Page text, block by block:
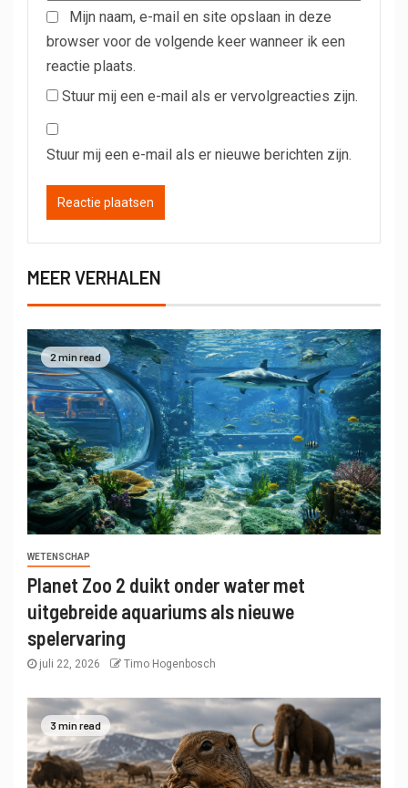
Mijn naam, e-mail en site opslaan in deze
browser voor de volgende keer wanneer ik een
reactie plaats.
Stuur mij een e-mail als er vervolgreacties zijn.
Stuur mij een e-mail als er nieuwe berichten zijn.
MEER VERHALEN
2 min read
WETENSCHAP
Planet Zoo 2 duikt onder water met
uitgebreide aquariums als nieuwe
spelervaring
juli 22, 2026 Timo Hogenbosch
3 min read